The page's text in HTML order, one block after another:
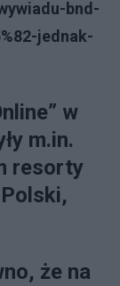
bnd-
jednak-
w
m.in.
resorty
że na